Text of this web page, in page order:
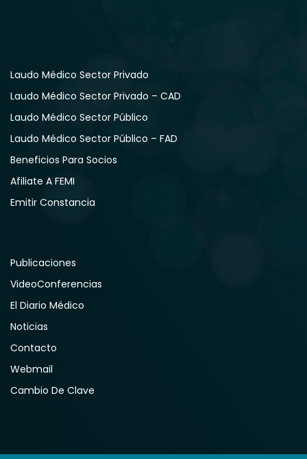
Laudo Médico Sector Privado
Laudo Médico Sector Privado – CAD
Laudo Médico Sector Público
Laudo Médico Sector Público – FAD
Beneficios Para Socios
Afiliate A FEMI
Emitir Constancia
Publicaciones
VideoConferencias
El Diario Médico
Noticias
Contacto
Webmail
Cambio De Clave